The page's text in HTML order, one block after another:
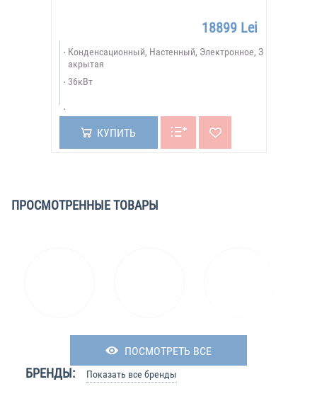
18899 Lei
Конденсационный, Настенный, Электронное, З
акрытая
36кВт
КУПИТЬ
ПРОСМОТРЕННЫЕ ТОВАРЫ
ПОСМОТРЕТЬ ВСЕ
БРЕНДЫ: Показать все бренды